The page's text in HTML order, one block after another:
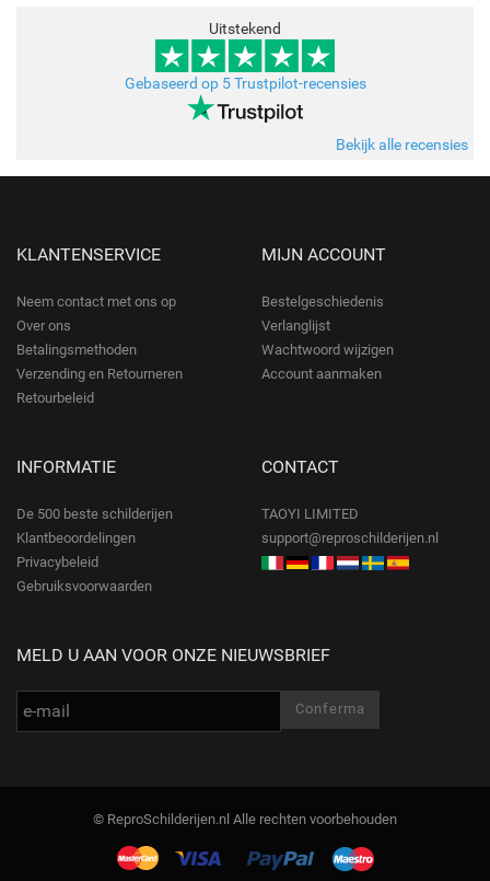
Uitstekend
Gebaseerd op 5 Trustpilot-recensies
Bekijk alle recensies
KLANTENSERVICE
Neem contact met ons op
Over ons
Betalingsmethoden
Verzending en Retourneren
Retourbeleid
MIJN ACCOUNT
Bestelgeschiedenis
Verlanglijst
Wachtwoord wijzigen
Account aanmaken
INFORMATIE
De 500 beste schilderijen
Klantbeoordelingen
Privacybeleid
Gebruiksvoorwaarden
CONTACT
TAOYI LIMITED
support@reproschilderijen.nl
MELD U AAN VOOR ONZE NIEUWSBRIEF
© ReproSchilderijen.nl Alle rechten voorbehouden